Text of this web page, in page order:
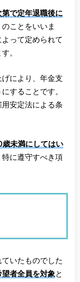
で定年退職後に
のことをいいま
って定められて
。
により、年金支
することです。
安定法による条
歳未満にしてはい
に遵守すべき項
いたものでした
望者全員を対象と